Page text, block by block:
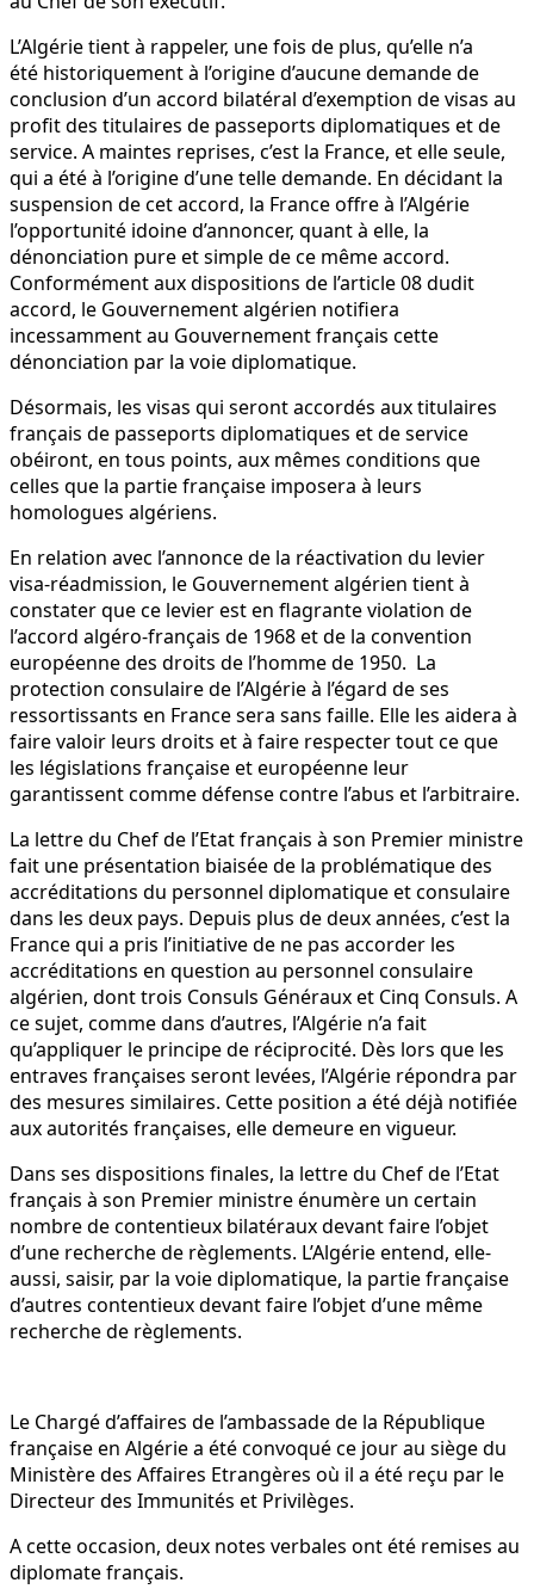
L’Algérie tient à rappeler, une fois de plus, qu’elle n’a
été historiquement à l’origine d’aucune demande de
conclusion d’un accord bilatéral d’exemption de visas au
profit des titulaires de passeports diplomatiques et de
service. A maintes reprises, c’est la France, et elle seule,
qui a été à l’origine d’une telle demande. En décidant la
suspension de cet accord, la France offre à l’Algérie
l’opportunité idoine d’annoncer, quant à elle, la
dénonciation pure et simple de ce même accord.
Conformément aux dispositions de l’article 08 dudit
accord, le Gouvernement algérien notifiera
incessamment au Gouvernement français cette
dénonciation par la voie diplomatique.
Désormais, les visas qui seront accordés aux titulaires
français de passeports diplomatiques et de service
obéiront, en tous points, aux mêmes conditions que
celles que la partie française imposera à leurs
homologues algériens.
En relation avec l’annonce de la réactivation du levier
visa-réadmission, le Gouvernement algérien tient à
constater que ce levier est en flagrante violation de
l’accord algéro-français de 1968 et de la convention
européenne des droits de l’homme de 1950. La
protection consulaire de l’Algérie à l’égard de ses
ressortissants en France sera sans faille. Elle les aidera à
faire valoir leurs droits et à faire respecter tout ce que
les législations française et européenne leur
garantissent comme défense contre l’abus et l’arbitraire.
La lettre du Chef de l’Etat français à son Premier ministre
fait une présentation biaisée de la problématique des
accréditations du personnel diplomatique et consulaire
dans les deux pays. Depuis plus de deux années, c’est la
France qui a pris l’initiative de ne pas accorder les
accréditations en question au personnel consulaire
algérien, dont trois Consuls Généraux et Cinq Consuls. A
ce sujet, comme dans d’autres, l’Algérie n’a fait
qu’appliquer le principe de réciprocité. Dès lors que les
entraves françaises seront levées, l’Algérie répondra par
des mesures similaires. Cette position a été déjà notifiée
aux autorités françaises, elle demeure en vigueur.
Dans ses dispositions finales, la lettre du Chef de l’Etat
français à son Premier ministre énumère un certain
nombre de contentieux bilatéraux devant faire l’objet
d’une recherche de règlements. L’Algérie entend, elle-
aussi, saisir, par la voie diplomatique, la partie française
d’autres contentieux devant faire l’objet d’une même
recherche de règlements.
Le Chargé d’affaires de l’ambassade de la République
française en Algérie a été convoqué ce jour au siège du
Ministère des Affaires Etrangères où il a été reçu par le
Directeur des Immunités et Privilèges.
A cette occasion, deux notes verbales ont été remises au
diplomate français.